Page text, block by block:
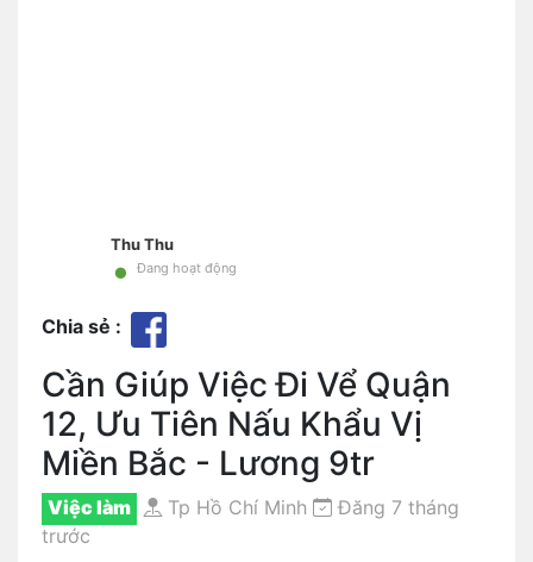
Thu Thu
• Đang hoạt động
Chia sẻ :
Cần Giúp Việc Đi Vể Quận
12, Ưu Tiên Nấu Khẩu Vị
Miền Bắc - Lương 9tr
Việc làm Tp Hồ Chí Minh
Đăng 7 tháng
trước